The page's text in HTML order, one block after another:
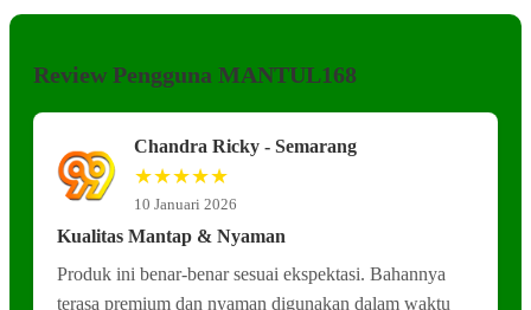
Review Pengguna MANTUL168
Chandra Ricky - Semarang
★★★★★
10 Januari 2026
Kualitas Mantap & Nyaman
Produk ini benar-benar sesuai ekspektasi. Bahannya
terasa premium dan nyaman digunakan dalam waktu